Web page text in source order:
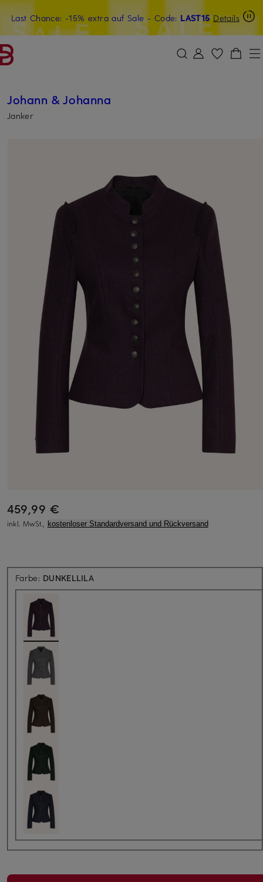
ZUM HAUPTINHALT ÜBERSPRINGEN ZUM SUCHFELD ÜBERSPRINGEN
Last Chance: -15% extra auf Sale- Code: LAST15 Details
15€-Willkommensgutschein mit Beyond sichern
Johann & Johanna
Janker
459,99 €
inkl. MwSt., kostenloser Standardversand und Rückversand
Farbe: DUNKELLILA